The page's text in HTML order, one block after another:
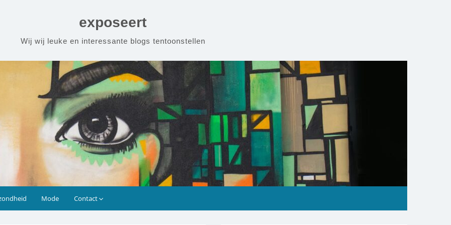
exposeert
Wij wij leuke en interessante blogs tentoonstellen
Mode Contact